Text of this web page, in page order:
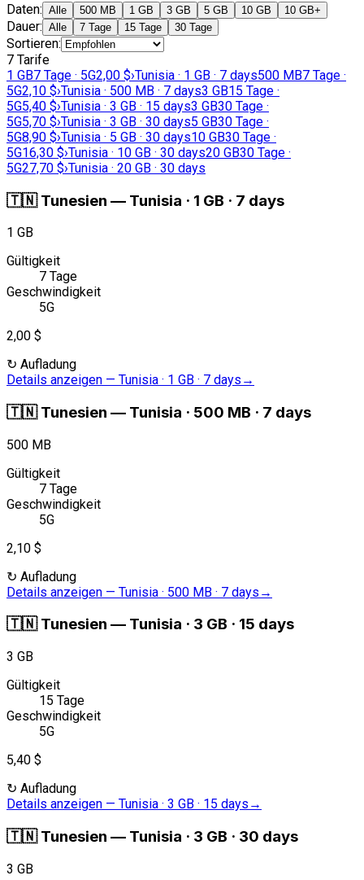
Daten: Alle 500 MB 1 GB 3 GB 5 GB 10 GB 10 GB+
Dauer: Alle 7 Tage 15 Tage 30 Tage
Sortieren:
7 Tarife
1 GB7 Tage · 5G2,00 $›Tunisia · 1 GB · 7 days500 MB7 Tage ·
5G2,10 $›Tunisia · 500 MB · 7 days3 GB15 Tage ·
5G5,40 $›Tunisia · 3 GB · 15 days3 GB30 Tage ·
5G5,70 $›Tunisia · 3 GB · 30 days5 GB30 Tage ·
5G8,90 $›Tunisia · 5 GB · 30 days10 GB30 Tage ·
5G16,30 $›Tunisia · 10 GB · 30 days20 GB30 Tage ·
5G27,70 $›Tunisia · 20 GB · 30 days
🇹🇳 Tunesien — Tunisia · 1 GB · 7 days
1 GB
Gültigkeit
7 Tage
Geschwindigkeit
5G
2,00 $
↻ Aufladung
Details anzeigen — Tunisia · 1 GB · 7 days →
🇹🇳 Tunesien — Tunisia · 500 MB · 7 days
500 MB
Gültigkeit
7 Tage
Geschwindigkeit
5G
2,10 $
↻ Aufladung
Details anzeigen — Tunisia · 500 MB · 7 days →
🇹🇳 Tunesien — Tunisia · 3 GB · 15 days
3 GB
Gültigkeit
15 Tage
Geschwindigkeit
5G
5,40 $
↻ Aufladung
Details anzeigen — Tunisia · 3 GB · 15 days →
🇹🇳 Tunesien — Tunisia · 3 GB · 30 days
3 GB